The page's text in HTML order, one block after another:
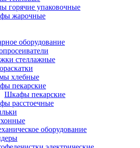
горячие упаковочные
жарочные
оборудование
стеллажные
хлебные
пекарские
Шкафы пекарские
расстоечные
оборудование